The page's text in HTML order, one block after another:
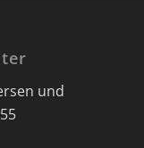
und